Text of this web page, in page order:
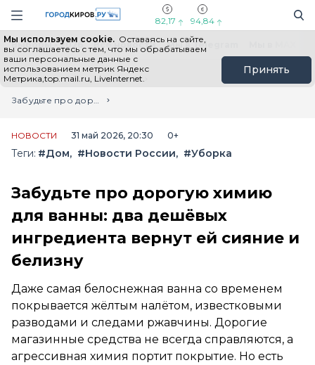
Навигация сайта
82,17 94,84
Мы используем cookie. Оставаясь на сайте,
вы соглашаетесь с тем, что мы обрабатываем
ваши персональные данные с
использованием метрик Яндекс
Метрика,top.mail.ru, LiveInternet.
Принять
Выборы - 2026 Все новости Мы в Telegram
Главная
Лента новостей
Забудьте про дорогую химию для ванны: два дешёвых ингредиента вернут ей сияние и белизну
НОВОСТИ 31 май 2026, 20:30 0+
Теги: #Дом #Новости России #Уборка
Забудьте про дорогую химию
для ванны: два дешёвых
ингредиента вернут ей сияние и
белизну
Даже самая белоснежная ванна со временем
покрывается жёлтым налётом, известковыми
разводами и следами ржавчины. Дорогие
магазинные средства не всегда справляются, а
агрессивная химия портит покрытие. Но есть